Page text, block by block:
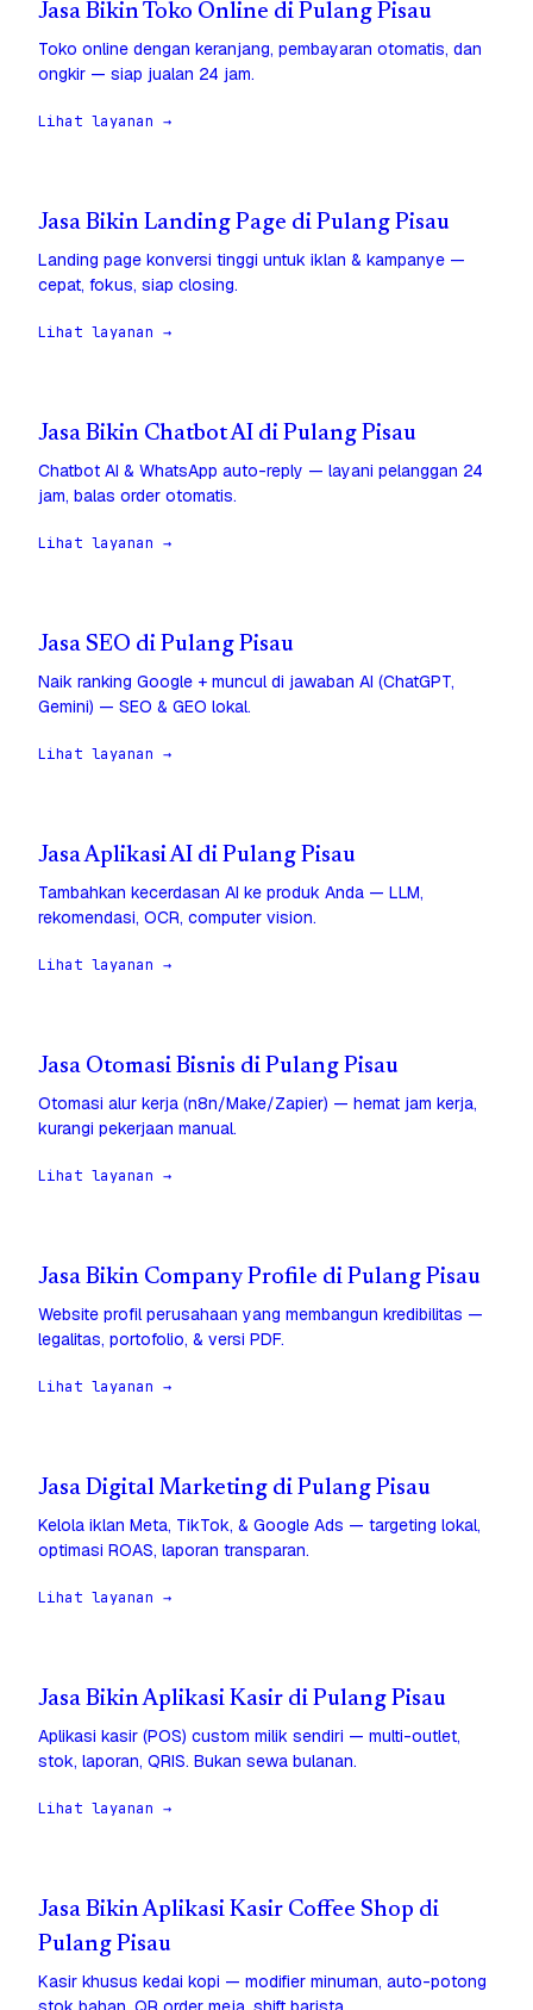
Jasa Bikin Toko Online di Pulang Pisau
Toko online dengan keranjang, pembayaran otomatis, dan
ongkir — siap jualan 24 jam.
Lihat layanan →
Jasa Bikin Landing Page di Pulang Pisau
Landing page konversi tinggi untuk iklan & kampanye —
cepat, fokus, siap closing.
Lihat layanan →
Jasa Bikin Chatbot AI di Pulang Pisau
Chatbot AI & WhatsApp auto-reply — layani pelanggan 24
jam, balas order otomatis.
Lihat layanan →
Jasa SEO di Pulang Pisau
Naik ranking Google + muncul di jawaban AI (ChatGPT,
Gemini) — SEO & GEO lokal.
Lihat layanan →
Jasa Aplikasi AI di Pulang Pisau
Tambahkan kecerdasan AI ke produk Anda — LLM,
rekomendasi, OCR, computer vision.
Lihat layanan →
Jasa Otomasi Bisnis di Pulang Pisau
Otomasi alur kerja (n8n/Make/Zapier) — hemat jam kerja,
kurangi pekerjaan manual.
Lihat layanan →
Jasa Bikin Company Profile di Pulang Pisau
Website profil perusahaan yang membangun kredibilitas —
legalitas, portofolio, & versi PDF.
Lihat layanan →
Jasa Digital Marketing di Pulang Pisau
Kelola iklan Meta, TikTok, & Google Ads — targeting lokal,
optimasi ROAS, laporan transparan.
Lihat layanan →
Jasa Bikin Aplikasi Kasir di Pulang Pisau
Aplikasi kasir (POS) custom milik sendiri — multi-outlet,
stok, laporan, QRIS. Bukan sewa bulanan.
Lihat layanan →
Jasa Bikin Aplikasi Kasir Coffee Shop di
Pulang Pisau
Kasir khusus kedai kopi — modifier minuman, auto-potong